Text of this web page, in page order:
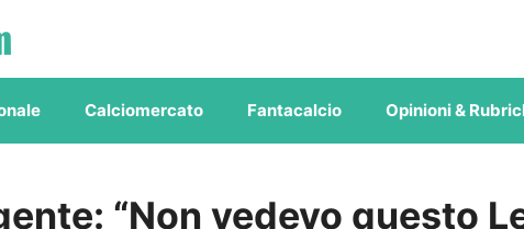
Calciomercato Fantacalcio Opinioni &
“Non vedevo questo